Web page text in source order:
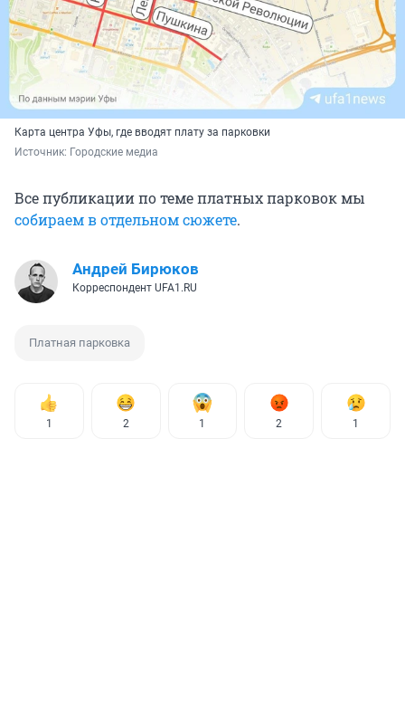
Карта центра Уфы, где вводят плату за парковки
Источник: Городские медиа
Все публикации по теме платных парковок мы
собираем в отдельном сюжете.
Андрей Бирюков
Корреспондент UFA1.RU
Платная парковка
1 2 1 2 1